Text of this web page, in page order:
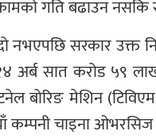
गति बढाउन नसकि
नभएपछि सरकार उक्त
अर्ब सात करोड ५९
बोरिङ मेशिन
कम्पनी चाइना